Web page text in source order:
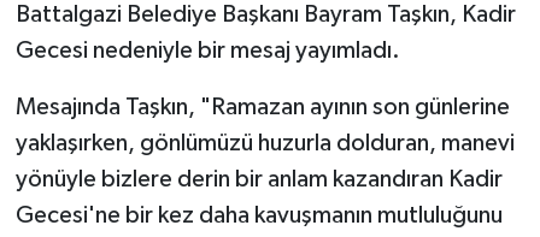
Battalgazi Belediye Başkanı Bayram Taşkın, Kadir
Gecesi nedeniyle bir mesaj yayımladı.
Mesajında Taşkın, "Ramazan ayının son günlerine
yaklaşırken, gönlümüzü huzurla dolduran, manevi
yönüyle bizlere derin bir anlam kazandıran Kadir
Gecesi'ne bir kez daha kavuşmanın mutluluğunu